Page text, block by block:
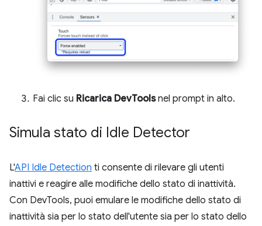
Fai clic su Ricarica DevToolsnel prompt in alto.
Simula stato di Idle Detector
L'API Idle Detection ti consente di rilevare gli utenti
inattivi e reagire alle modifiche dello stato di inattività.
Con DevTools, puoi emulare le modifiche dello stato di
inattività sia per lo stato dell'utente sia per lo stato dello